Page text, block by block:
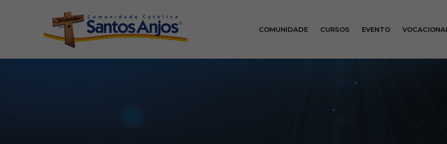
COMUNIDADE CURSOS EVENTO